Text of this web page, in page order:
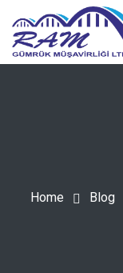
Home Blog